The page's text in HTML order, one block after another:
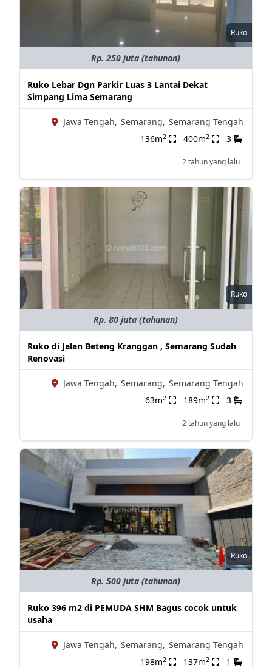
Ruko
Rp. 250 juta (tahunan)
Ruko Lebar Dgn Parkir Luas 3 Lantai Dekat
Simpang Lima Semarang
Jawa Tengah, Semarang, Semarang Tengah
136m2 400m2 3
2 tahun yang lalu
Ruko
Rp. 80 juta (tahunan)
Ruko di Jalan Beteng Kranggan , Semarang Sudah
Renovasi
Jawa Tengah, Semarang, Semarang Tengah
63m2 189m2 3
2 tahun yang lalu
Ruko
Rp. 500 juta (tahunan)
Ruko 396 m2 di PEMUDA SHM Bagus cocok untuk
usaha
Jawa Tengah, Semarang, Semarang Tengah
198m2 137m2 1